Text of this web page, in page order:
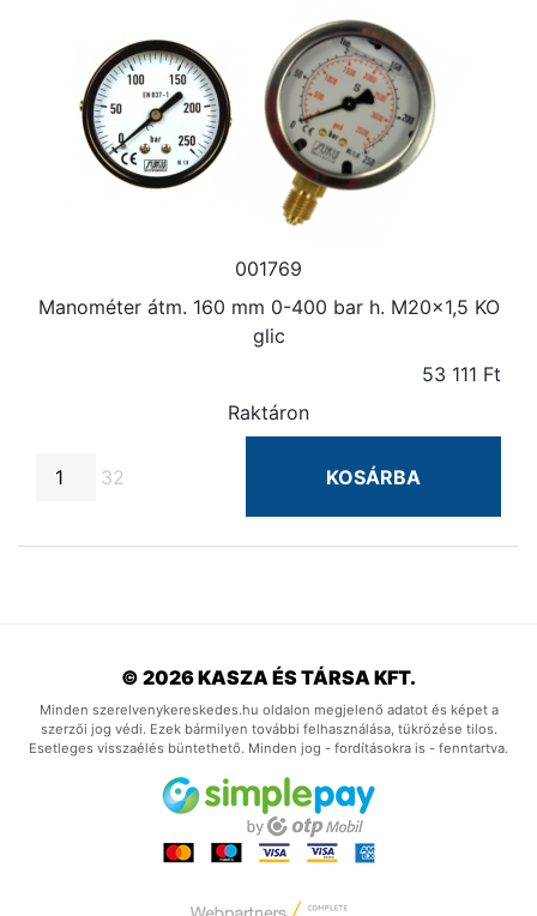
001769
Manométer átm. 160 mm 0-400 bar h. M20×1,5 KO
glic
53 111 Ft
Raktáron
32 KOSÁRBA
© 2026 KASZA ÉS TÁRSA KFT.
Minden szerelvenykereskedes.hu oldalon megjelenő adatot és képet a
szerzői jog védi. Ezek bármilyen további felhasználása, tükrözése tilos.
Esetleges visszaélés büntethető. Minden jog - fordításokra is - fenntartva.